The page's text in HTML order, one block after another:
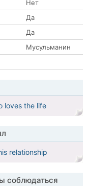
Нет
Да
Да
Мусульманин
loves the life
relationship
соблюдаться